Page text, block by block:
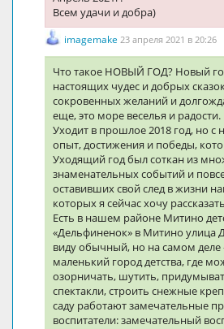
Всем удачи и добра)
imagemake 23 апреля 2021 в 20:26
Что такое НОВЫЙ ГОД? Новый
настоящих чудес и добрых
сокровенных желаний и
еще, это море веселья и радости.
Уходит в прошлое 2018 год, но с
опыт, достижения и победы,
Уходящий год был соткан из
знаменательных событий и
оставивших свой след в жизни
которых я сейчас хочу
Есть в нашем районе Митино
«Дельфиненок» в Митино улица
виду обычный, но на самом деле
маленький город детства, где
озорничать, шутить,
спектакли, строить снежные
саду работают замечательные
воспитатели: замечательный